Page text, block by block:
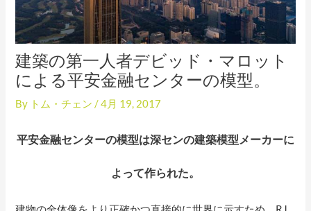
建築の第一人者デビッド・マロット
による平安金融センターの模型。
By トム・チェン/4月 19, 2017
平安金融センターの模型は深センの建築模型メーカーに
よって作られた。